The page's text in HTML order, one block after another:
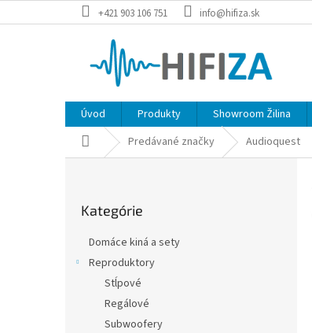
na
+421 903 106 751 info@hifiza.sk
Úvod Produkty Showroom Žilina
DomovPredávané značky Audioquest
kategórie
Kategórie
Domáce kiná a sety
Reproduktory
Stĺpové
Regálové
Subwoofery